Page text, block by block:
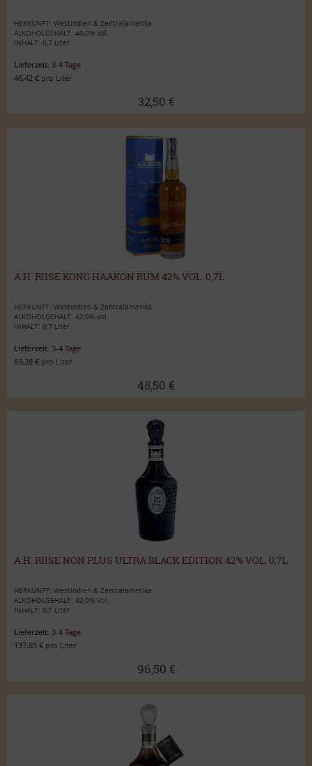
HERKUNFT: Westindien & Zentralamerika
ALKOHOLGEHALT: 40,0% vol.
INHALT: 0,7 Liter
Lieferzeit: 3-4 Tage
46,42 € pro Liter
32,50 €
A.H. RIISE KONG HAAKON RUM 42% VOL. 0,7L
HERKUNFT: Westindien & Zentralamerika
ALKOHOLGEHALT: 42,0% vol.
INHALT: 0,7 Liter
Lieferzeit: 3-4 Tage
69,28 € pro Liter
48,50 €
A.H. RIISE NON PLUS ULTRA BLACK EDITION 42% VOL. 0,7L
HERKUNFT: Westindien & Zentralamerika
ALKOHOLGEHALT: 42,0% Vol.
INHALT: 0,7 Liter
Lieferzeit: 3-4 Tage
137,85 € pro Liter
96,50 €